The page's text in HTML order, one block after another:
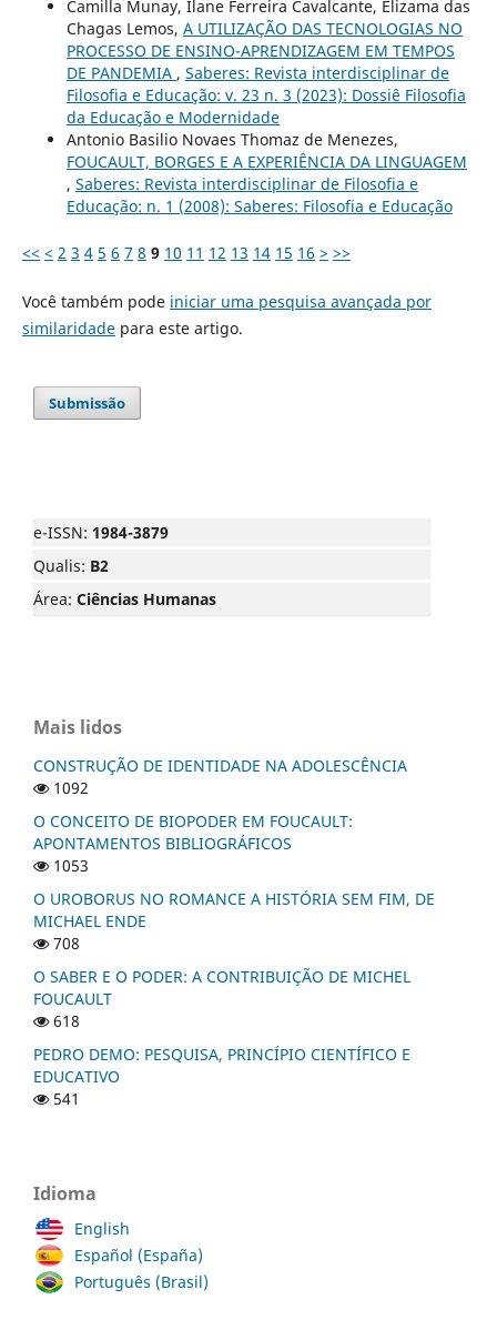
Camilla Munay, Ilane Ferreira Cavalcante, Elizama das
Chagas Lemos, A UTILIZAÇÃO DAS TECNOLOGIAS NO
PROCESSO DE ENSINO-APRENDIZAGEM EM TEMPOS
DE PANDEMIA , Saberes: Revista interdisciplinar de
Filosofia e Educação: v. 23 n. 3 (2023): Dossiê Filosofia
da Educação e Modernidade
Antonio Basilio Novaes Thomaz de Menezes,
FOUCAULT, BORGES E A EXPERIÊNCIA DA LINGUAGEM
, Saberes: Revista interdisciplinar de Filosofia e
Educação: n. 1 (2008): Saberes: Filosofia e Educação
<< < 2 3 4 5 6 7 8 9 10 11 12 13 14 15 16 > >>
Você também pode iniciar uma pesquisa avançada por
similaridadepara este artigo.
Submissão
e-ISSN: 1984-3879
Qualis: B2
Área: Ciências Humanas
Mais lidos
CONSTRUÇÃO DE IDENTIDADE NA ADOLESCÊNCIA
1092
O CONCEITO DE BIOPODER EM FOUCAULT:
APONTAMENTOS BIBLIOGRÁFICOS
1053
O UROBORUS NO ROMANCE A HISTÓRIA SEM FIM, DE
MICHAEL ENDE
708
O SABER E O PODER: A CONTRIBUIÇÃO DE MICHEL
FOUCAULT
618
PEDRO DEMO: PESQUISA, PRINCÍPIO CIENTÍFICO E
EDUCATIVO
541
Idioma
English
Español (España)
Português (Brasil)